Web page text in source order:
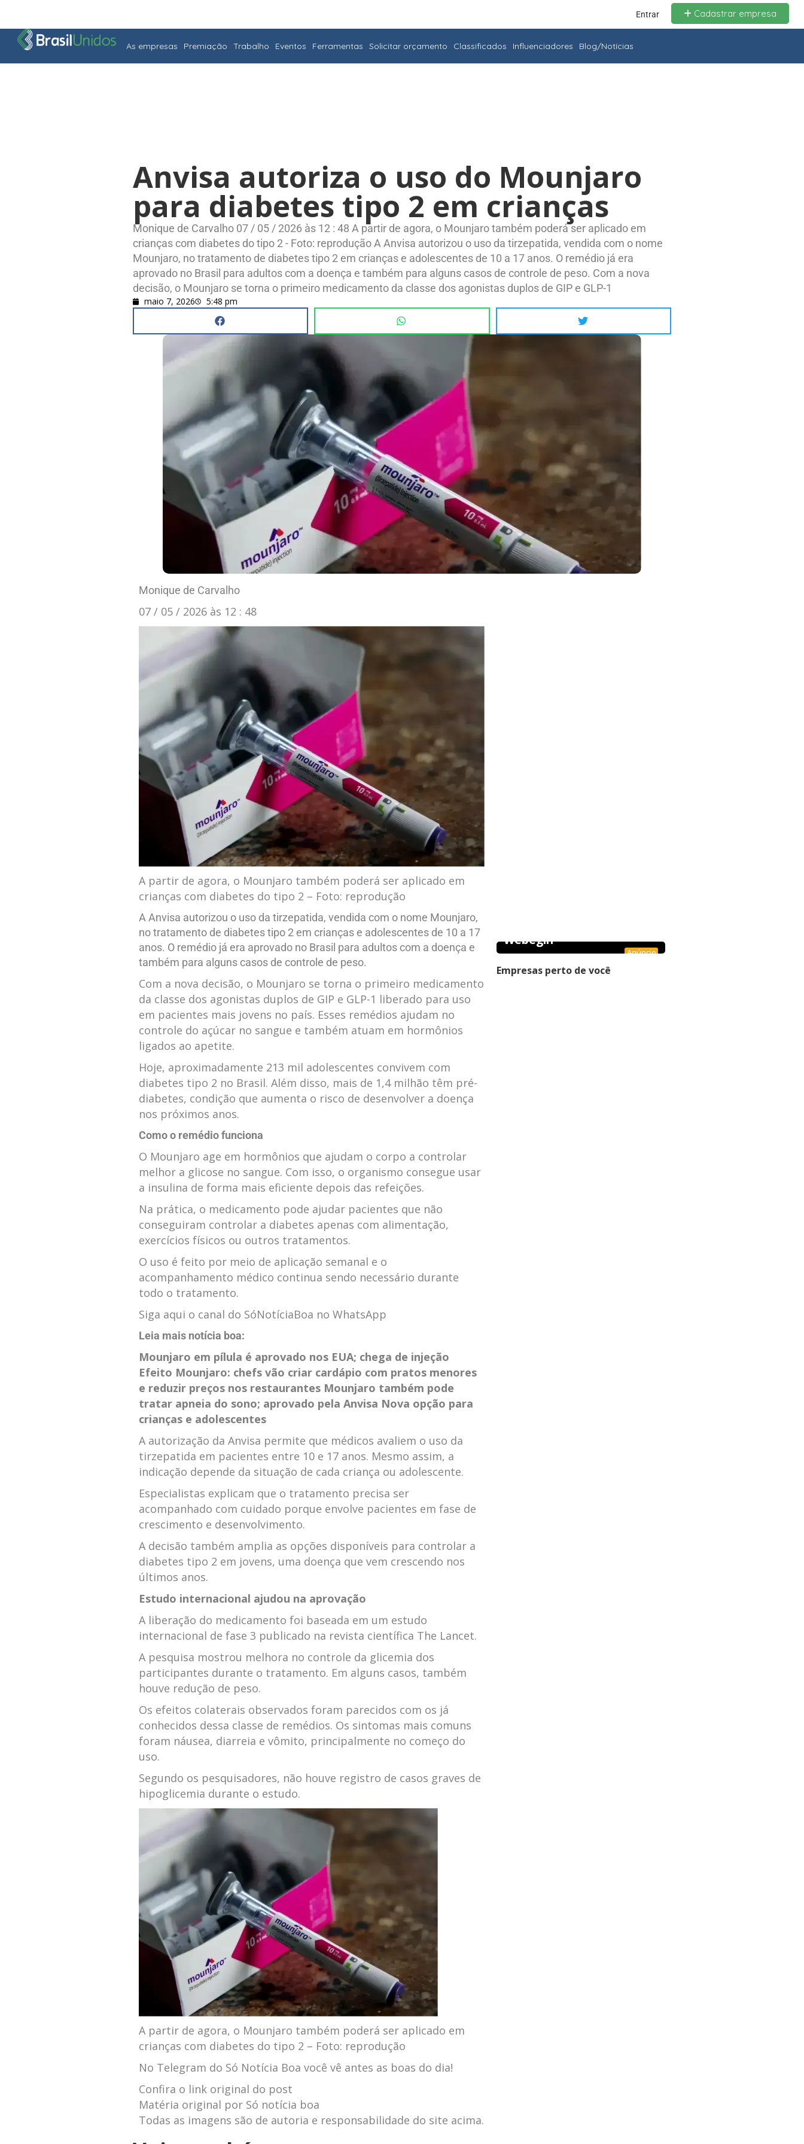
Entrar Cadastrar empresa
As empresas Premiação Trabalho Eventos Ferramentas Solicitar orçamento Classificados Influenciadores Blog/Notícias
Anvisa autoriza o uso do Mounjaro
para diabetes tipo 2 em crianças
Monique de Carvalho 07 / 05 / 2026 às 12 : 48 A partir de agora, o Mounjaro também poderá ser aplicado em
crianças com diabetes do tipo 2 - Foto: reprodução A Anvisa autorizou o uso da tirzepatida, vendida com o nome
Mounjaro, no tratamento de diabetes tipo 2 em crianças e adolescentes de 10 a 17 anos. O remédio já era
aprovado no Brasil para adultos com a doença e também para alguns casos de controle de peso. Com a nova
decisão, o Mounjaro se torna o primeiro medicamento da classe dos agonistas duplos de GIP e GLP-1
maio 7, 2026 5:48 pm
Monique de Carvalho
07 / 05 / 2026 às 12 : 48
A partir de agora, o Mounjaro também poderá ser aplicado em
crianças com diabetes do tipo 2 – Foto: reprodução
A Anvisa autorizou o uso da tirzepatida, vendida com o nome Mounjaro,
no tratamento de diabetes tipo 2 em crianças e adolescentes de 10 a 17
anos. O remédio já era aprovado no Brasil para adultos com a doença e
também para alguns casos de controle de peso.
Com a nova decisão, o Mounjaro se torna o primeiro medicamento
da classe dos agonistas duplos de GIP e GLP-1 liberado para uso
em pacientes mais jovens no país. Esses remédios ajudam no
controle do açúcar no sangue e também atuam em hormônios
ligados ao apetite.
Hoje, aproximadamente 213 mil adolescentes convivem com
diabetes tipo 2 no Brasil. Além disso, mais de 1,4 milhão têm pré-
diabetes, condição que aumenta o risco de desenvolver a doença
nos próximos anos.
Como o remédio funciona
O Mounjaro age em hormônios que ajudam o corpo a controlar
melhor a glicose no sangue. Com isso, o organismo consegue usar
a insulina de forma mais eficiente depois das refeições.
Na prática, o medicamento pode ajudar pacientes que não
conseguiram controlar a diabetes apenas com alimentação,
exercícios físicos ou outros tratamentos.
O uso é feito por meio de aplicação semanal e o
acompanhamento médico continua sendo necessário durante
todo o tratamento.
Siga aqui o canal do SóNotíciaBoa no WhatsApp
Leia mais notícia boa:
Mounjaro em pílula é aprovado nos EUA; chega de injeção
Efeito Mounjaro: chefs vão criar cardápio com pratos menores
e reduzir preços nos restaurantes Mounjaro também pode
tratar apneia do sono; aprovado pela Anvisa Nova opção para
crianças e adolescentes
A autorização da Anvisa permite que médicos avaliem o uso da
tirzepatida em pacientes entre 10 e 17 anos. Mesmo assim, a
indicação depende da situação de cada criança ou adolescente.
Especialistas explicam que o tratamento precisa ser
acompanhado com cuidado porque envolve pacientes em fase de
crescimento e desenvolvimento.
A decisão também amplia as opções disponíveis para controlar a
diabetes tipo 2 em jovens, uma doença que vem crescendo nos
últimos anos.
Estudo internacional ajudou na aprovação
A liberação do medicamento foi baseada em um estudo
internacional de fase 3 publicado na revista científica The Lancet.
A pesquisa mostrou melhora no controle da glicemia dos
participantes durante o tratamento. Em alguns casos, também
houve redução de peso.
Os efeitos colaterais observados foram parecidos com os já
conhecidos dessa classe de remédios. Os sintomas mais comuns
foram náusea, diarreia e vômito, principalmente no começo do
uso.
Segundo os pesquisadores, não houve registro de casos graves de
hipoglicemia durante o estudo.
A partir de agora, o Mounjaro também poderá ser aplicado em
crianças com diabetes do tipo 2 – Foto: reprodução
No Telegram do Só Notícia Boa você vê antes as boas do dia!
Confira o link original do post
Matéria original por Só notícia boa
Todas as imagens são de autoria e responsabilidade do site acima.
Anúncio
Webegin
Empresas perto de você